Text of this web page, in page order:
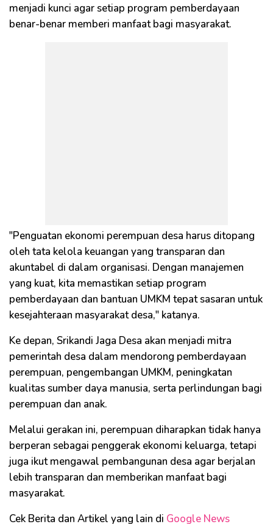
menjadi kunci agar setiap program pemberdayaan
benar-benar memberi manfaat bagi masyarakat.
"Penguatan ekonomi perempuan desa harus ditopang
oleh tata kelola keuangan yang transparan dan
akuntabel di dalam organisasi. Dengan manajemen
yang kuat, kita memastikan setiap program
pemberdayaan dan bantuan UMKM tepat sasaran untuk
kesejahteraan masyarakat desa," katanya.
Ke depan, Srikandi Jaga Desa akan menjadi mitra
pemerintah desa dalam mendorong pemberdayaan
perempuan, pengembangan UMKM, peningkatan
kualitas sumber daya manusia, serta perlindungan bagi
perempuan dan anak.
Melalui gerakan ini, perempuan diharapkan tidak hanya
berperan sebagai penggerak ekonomi keluarga, tetapi
juga ikut mengawal pembangunan desa agar berjalan
lebih transparan dan memberikan manfaat bagi
masyarakat.
Cek Berita dan Artikel yang lain di Google News